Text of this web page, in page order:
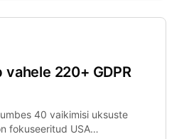
erinevalt.
220+ GDPR
40 vaikimisi uksuste
fokuseeritud USA